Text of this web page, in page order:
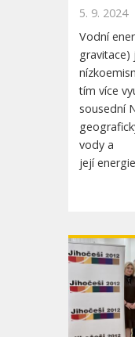
5. 9. 2024
Vodní
gravitace)
tím více
sousední
vody a
její